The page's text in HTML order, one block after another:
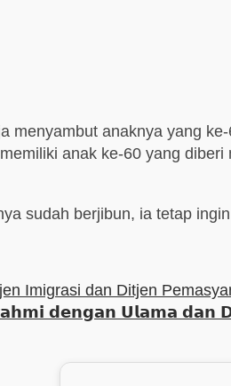
menyambut anaknya yang
anak ke-60 yang
sudah berjibun, ia tetap
Imigrasi dan Ditjen
𝗱𝗲𝗻𝗴𝗮𝗻 𝗨𝗹𝗮𝗺𝗮 𝗱𝗮𝗻